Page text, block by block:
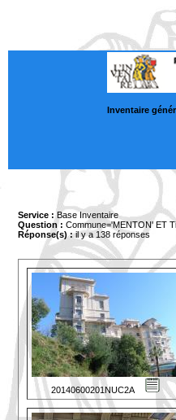
Inventaire
Service : Base Inventaire
Question : Commune='MENTON' ET
Réponse(s) :il y a 138 réponses
20140600201NUC2A